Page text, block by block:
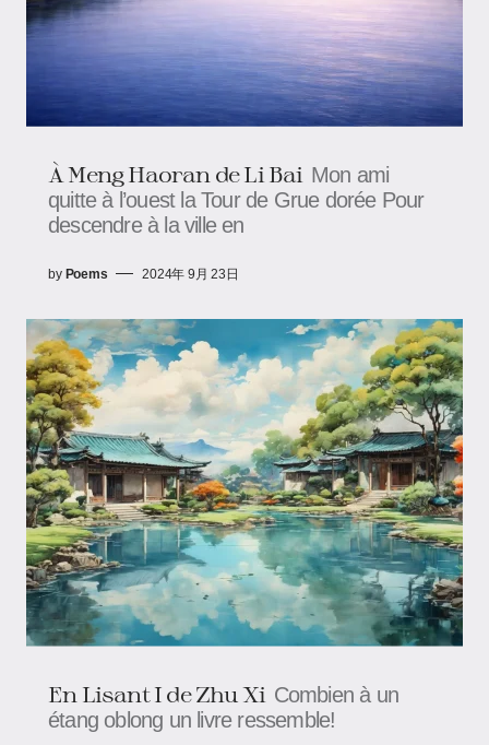
À Meng Haoran de Li Bai Mon ami
quitte à l’ouest la Tour de Grue dorée Pour
descendre à la ville en
by Poems 2024年 9月 23日
En Lisant I de Zhu Xi Combien à un
étang oblong un livre ressemble!